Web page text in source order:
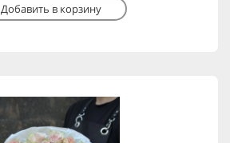
Добавить в корзину